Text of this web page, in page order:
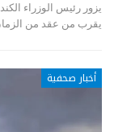
يزور رئيس الوزراء
يقرب من عقد من
أخبار صحفية